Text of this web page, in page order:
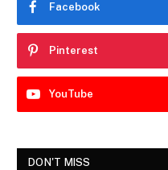
Facebook
Pinterest
YouTube
DON'T MISS